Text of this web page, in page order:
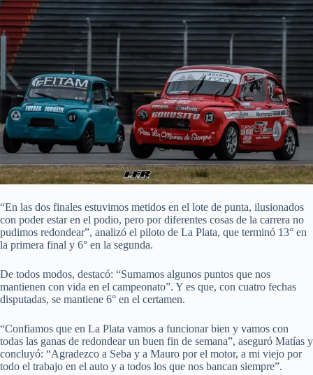
“En las dos finales estuvimos metidos en el lote de punta, ilusionados
con poder estar en el podio, pero por diferentes cosas de la carrera no
pudimos redondear”, analizó el piloto de La Plata, que terminó 13° en
la primera final y 6° en la segunda.
De todos modos, destacó: “Sumamos algunos puntos que nos
mantienen con vida en el campeonato”. Y es que, con cuatro fechas
disputadas, se mantiene 6° en el certamen.
“Confiamos que en La Plata vamos a funcionar bien y vamos con
todas las ganas de redondear un buen fin de semana”, aseguró Matías y
concluyó: “Agradezco a Seba y a Mauro por el motor, a mi viejo por
todo el trabajo en el auto y a todos los que nos bancan siempre”.